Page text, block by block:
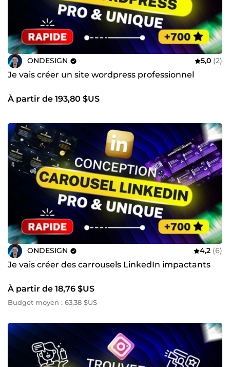
ONDESIGN 5,0 (2)
Je vais créer un site wordpress professionnel
À partir de 193,80 $US
ONDESIGN 4,2 (6)
Je vais créer des carrousels LinkedIn impactants
À partir de 18,76 $US
Budget moyen : 63,38 $US